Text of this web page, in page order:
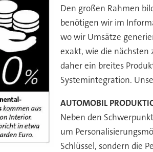
Den großen Rahmen
benötigen wir im
wo wir Umsätze
exakt, wie die nächsten
daher ein breites
Systemintegration.
AUTOMOBIL
Neben den
um
Schlüssel, sondern die